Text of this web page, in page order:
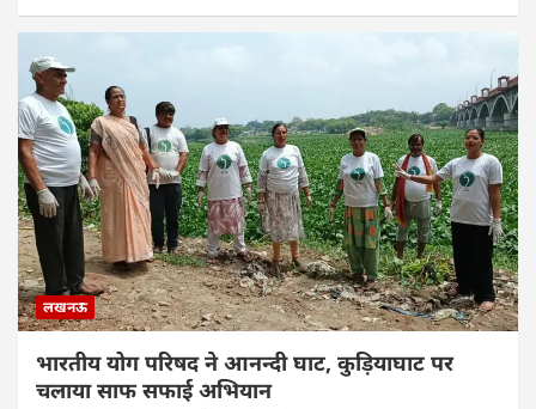
लखनऊ
भारतीय योग परिषद ने आनन्दी घाट, कुड़ियाघाट पर
चलाया साफ सफाई अभियान